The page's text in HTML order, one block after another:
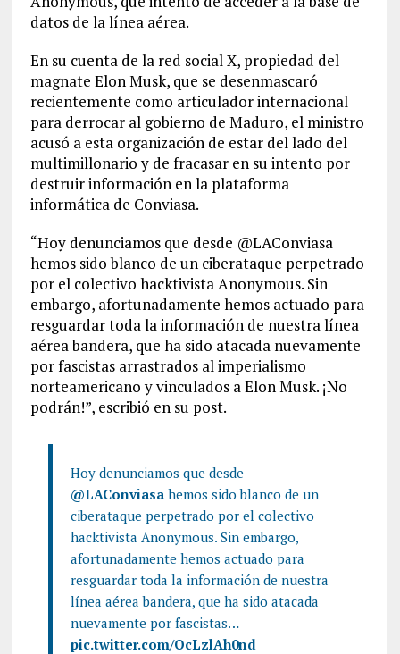
datos de la línea aérea.
En su cuenta de la red social X, propiedad del
magnate Elon Musk, que se desenmascaró
recientemente como articulador internacional
para derrocar al gobierno de Maduro, el ministro
acusó a esta organización de estar del lado del
multimillonario y de fracasar en su intento por
destruir información en la plataforma
informática de Conviasa.
“Hoy denunciamos que desde @LAConviasa
hemos sido blanco de un ciberataque perpetrado
por el colectivo hacktivista Anonymous. Sin
embargo, afortunadamente hemos actuado para
resguardar toda la información de nuestra línea
aérea bandera, que ha sido atacada nuevamente
por fascistas arrastrados al imperialismo
norteamericano y vinculados a Elon Musk. ¡No
podrán!”, escribió en su post.
Hoy denunciamos que desde
@LAConviasahemos sido blanco de un
ciberataque perpetrado por el colectivo
hacktivista Anonymous. Sin embargo,
afortunadamente hemos actuado para
resguardar toda la información de nuestra
línea aérea bandera, que ha sido atacada
nuevamente por fascistas…
pic.twitter.com/OcLzlAh0nd